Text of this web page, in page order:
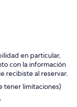
en particular,
con la información
recibiste al reservar.
tener limitaciones)